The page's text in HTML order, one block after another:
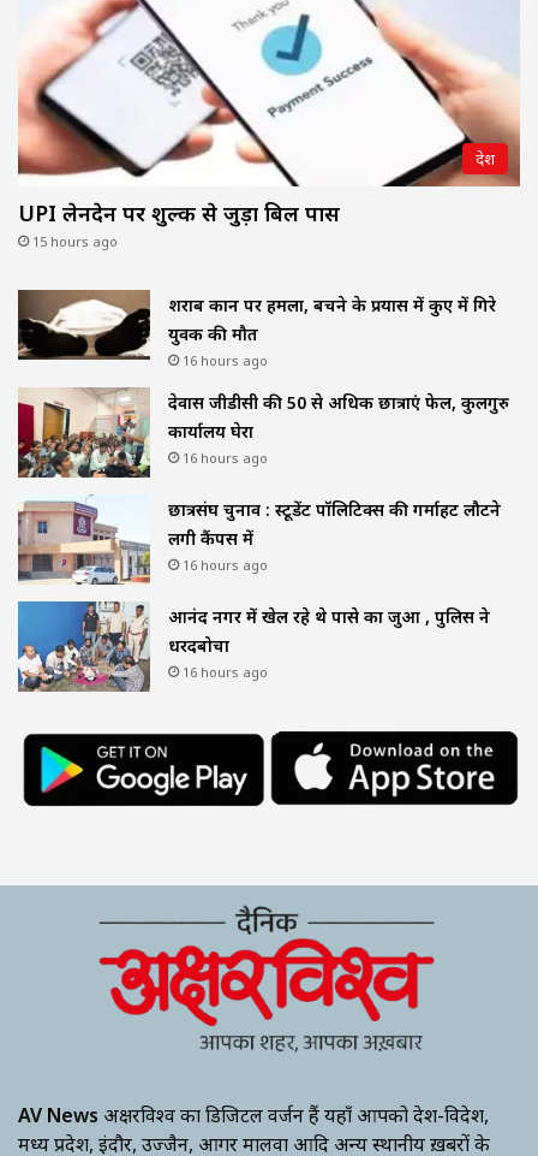
देश
UPI लेनदेन पर शुल्क से जुड़ा बिल पास
15 hours ago
शराब दुकान पर हमला, बचने के प्रयास में कुए में गिरे
युवक की मौत
16 hours ago
देवास जीडीसी की 50 से अधिक छात्राएं फेल, कुलगुरु
कार्यालय घेरा
16 hours ago
छात्रसंघ चुनाव : स्टूडेंट पॉलिटिक्स की गर्माहट लौटने
लगी कैंपस में
16 hours ago
आनंद नगर में खेल रहे थे पासे का जुआ , पुलिस ने
धरदबोचा
16 hours ago
AV News अक्षरविश्व का डिजिटल वर्जन हैं यहाँ आपको देश-विदेश,
मध्य प्रदेश, इंदौर, उज्जैन, आगर मालवा आदि अन्य स्थानीय ख़बरों के